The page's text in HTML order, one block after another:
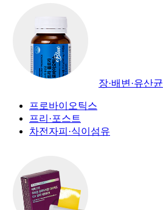
장·배변·유산균
프로바이오틱스
프리·포스트
차전자피·식이섬유